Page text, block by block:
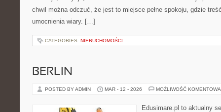
chwil można odczuć, że jest to miejsce pełne spokoju, gdzie
umocnienia wiary. […]
CATEGORIES: NIERUCHOMOŚCI
BERLIN
POSTED BY ADMIN MAR - 12 - 2026 MOŻLIWOŚĆ
Edusimare.pl to aktualny